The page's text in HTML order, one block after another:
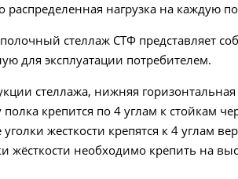
нагрузка на каждую
стеллаж СТФ представляет
для эксплуатации потребителем.
стеллажа, нижняя
крепится по 4 углам к стойкам
жесткости крепятся к 4 углам
жёсткости необходимо крепить на